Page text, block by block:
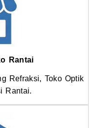
Rantai
Refraksi, Toko Optik
Rantai.